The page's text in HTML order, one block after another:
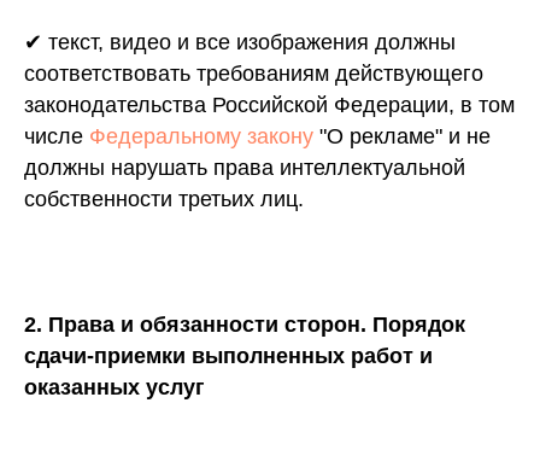
✔ текст, видео и все изображения должны
соответствовать требованиям действующего
законодательства Российской Федерации, в том
числе Федеральному закону "О рекламе" и не
должны нарушать права интеллектуальной
собственности третьих лиц.
2. Права и обязанности сторон. Порядок
сдачи-приемки выполненных работ и
оказанных услуг